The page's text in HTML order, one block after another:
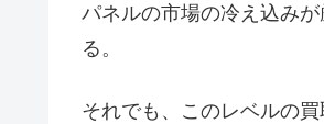
パネルの市場の冷え込み
る。
それでも、このレベルの